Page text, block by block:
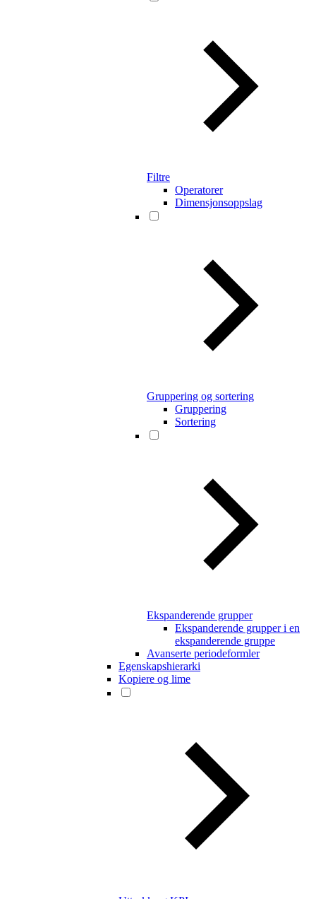
Filtre
Operatorer
Dimensjonsoppslag
Gruppering og sortering
Gruppering
Sortering
Ekspanderende grupper
Ekspanderende grupper i en
ekspanderende gruppe
Avanserte periodeformler
Egenskapshierarki
Kopiere og lime